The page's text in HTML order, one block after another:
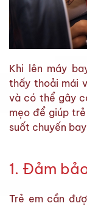
Khi lên máy
thấy thoải mái
và có thể gây
mẹo để giúp
suốt chuyến
1. Đảm
Trẻ em cần